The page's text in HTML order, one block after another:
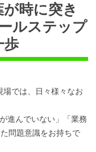
が時に突き
ルステップ
歩
では、日々様々なお
進んでいない」「業務
問題意識をお持ちで